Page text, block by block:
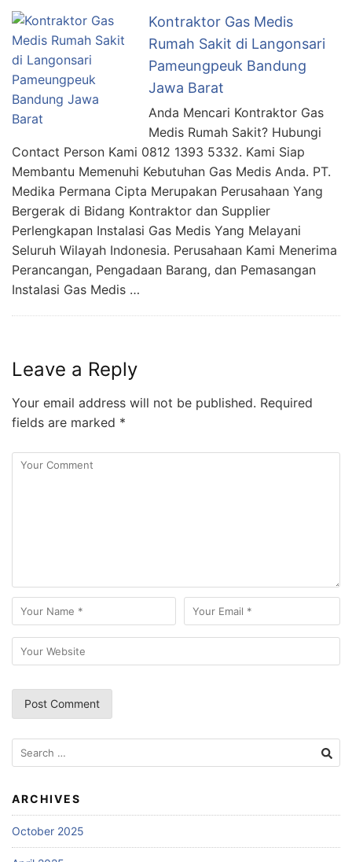
Kontraktor Gas Medis
Rumah Sakit di Langonsari
Pameungpeuk Bandung
Jawa Barat
Anda Mencari Kontraktor Gas
Medis Rumah Sakit? Hubungi
Contact Person Kami 0812 1393 5332. Kami Siap
Membantu Memenuhi Kebutuhan Gas Medis Anda. PT.
Medika Permana Cipta Merupakan Perusahaan Yang
Bergerak di Bidang Kontraktor dan Supplier
Perlengkapan Instalasi Gas Medis Yang Melayani
Seluruh Wilayah Indonesia. Perusahaan Kami Menerima
Perancangan, Pengadaan Barang, dan Pemasangan
Instalasi Gas Medis …
Leave a Reply
Your email address will not be published. Required
fields are marked *
Search
for:
ARCHIVES
October 2025